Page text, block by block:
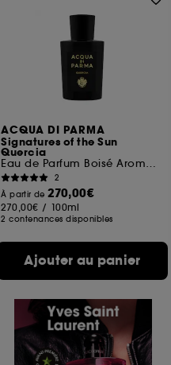
ACQUA DI PARMA
Signatures of the Sun
Quercia
Eau de Parfum Boisé Aromatique
2
À partir de270,00€
270,00€ / 100ml
2 contenances disponibles
Ajouter au panier